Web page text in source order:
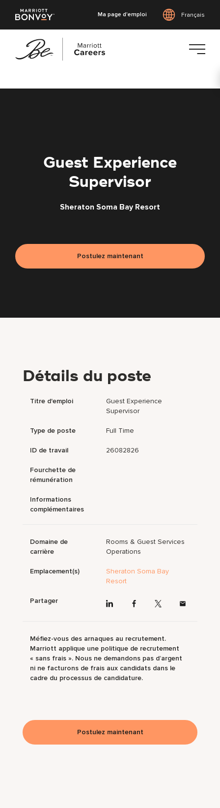
Ma page d'emploi Français
Guest Experience
Supervisor
Sheraton Soma Bay Resort
Postulez maintenant
Détails du poste
Titre d'emploi
Guest Experience
Supervisor
Type de poste Full Time
ID de travail 26082826
Fourchette de
rémunération
Informations
complémentaires
Domaine de
carrière
Rooms & Guest Services
Operations
Emplacement(s)
Sheraton Soma Bay
Resort
Partager
Méfiez-vous des arnaques au recrutement.
Marriott applique une politique de recrutement
« sans frais ». Nous ne demandons pas d’argent
ni ne facturons de frais aux candidats dans le
cadre du processus de candidature.
Postulez maintenant